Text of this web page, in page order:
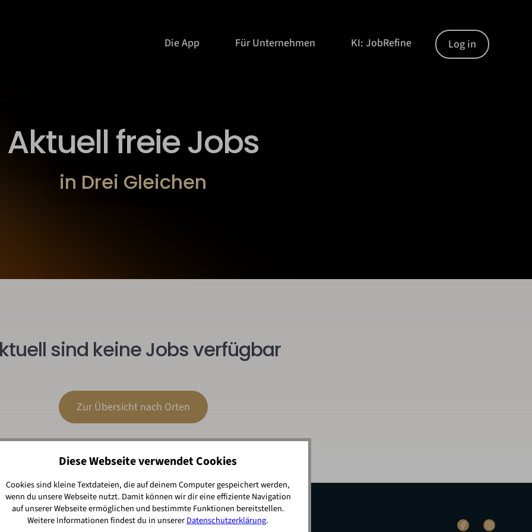
Die App Für Unternehmen KI: JobRefine Log in
Aktuell freie Jobs
in Drei Gleichen
sind keine Jobs verfügbar
Zur Übersicht nach Orten
Diese Webseite verwendet Cookies
Cookies sind kleine Textdateien, die auf deinem Computer gespeichert werden,
wenn du unsere Webseite nutzt. Damit können wir dir eine effiziente Navigation
auf unserer Webseite ermöglichen und bestimmte Funktionen bereitstellen.
Weitere Informationen findest du in unsererDatenschutzerklärung.